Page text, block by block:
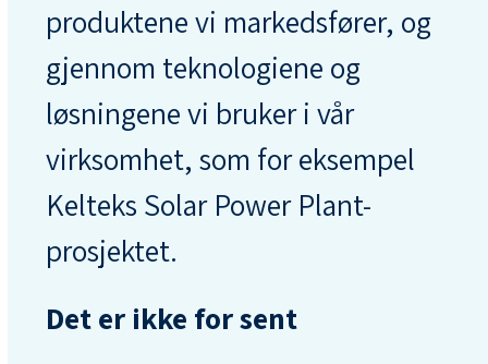
produktene vi markedsfører, og
gjennom teknologiene og
løsningene vi bruker i vår
virksomhet, som for eksempel
Kelteks Solar Power Plant-
prosjektet.
Det er ikke for sent